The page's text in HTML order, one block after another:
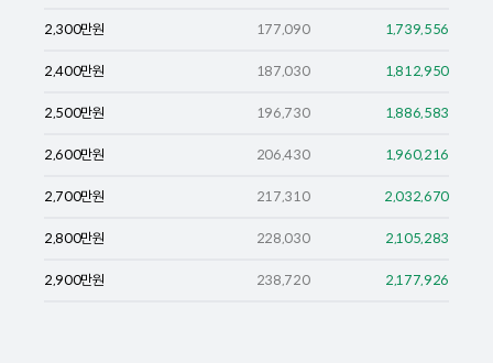
2,300만원 177,090 1,739,556
2,400만원 187,030 1,812,950
2,500만원 196,730 1,886,583
2,600만원 206,430 1,960,216
2,700만원 217,310 2,032,670
2,800만원 228,030 2,105,283
2,900만원 238,720 2,177,926